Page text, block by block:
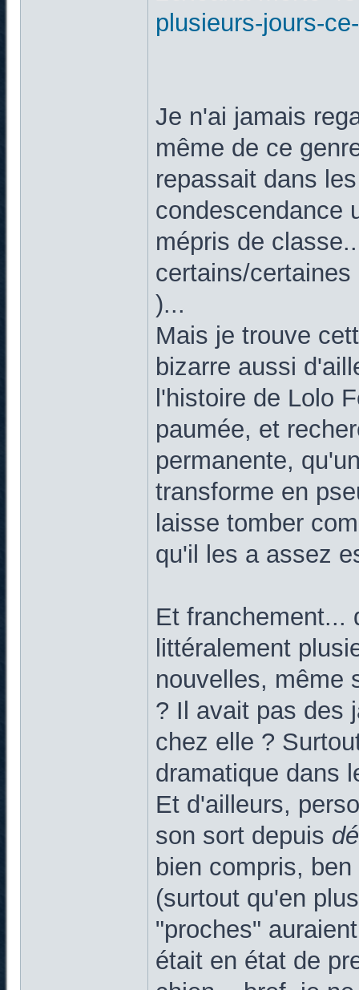
plusieurs-jours-
Je n'ai jamais
même de ce
repassait dans
condescendance
mépris de
certains/
)...
Mais je trouve
bizarre aussi
l'histoire de Lolo
paumée, et
permanente,
transforme en
laisse tomber
qu'il les a assez
Et franchement...
littéralement
nouvelles, même
? Il avait pas des
chez elle ?
dramatique dans
Et d'ailleurs,
son sort depuis
bien compris,
(surtout qu'en
"proches"
était en état de